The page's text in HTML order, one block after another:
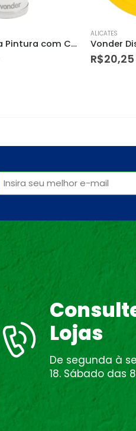
Vonder Disco de Corte Diamantado Turbo V4
ALICATES
R$264,17
Lojas
De segunda à
18. Sábado das